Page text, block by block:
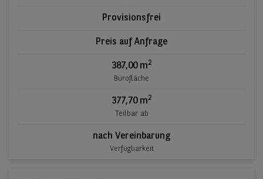
Provisionsfrei
Preis auf Anfrage
387,00 m2
Bürofläche
377,70 m2
Teilbar ab
nach Vereinbarung
Verfügbarkeit